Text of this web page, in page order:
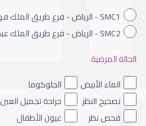
الشبكية الصباغي
SMC1 - الرياض - فرع طريق الملك فهد
SMC2 - الرياض - فرع طريق الملك عبدالله
الحالة المرضية
الماء الأبيض
الجلوكوما
تصحيح النظر
جراحة تجميل العين
فحص نظر
عيون الأطفال